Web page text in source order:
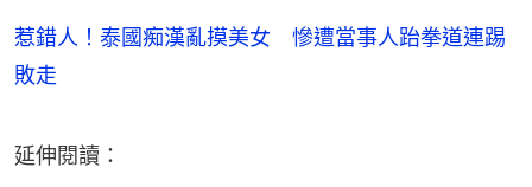
惹錯人！泰國痴漢亂摸美女 慘遭當事人跆拳道連踢
敗走
延伸閱讀：